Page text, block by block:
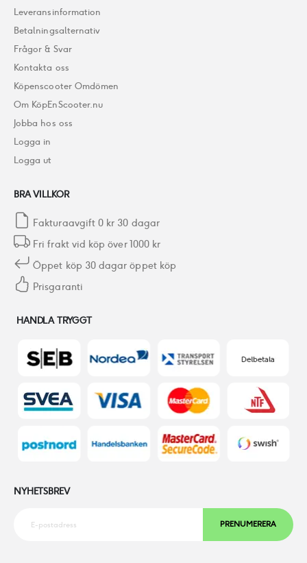
Leveransinformation
Betalningsalternativ
Frågor & Svar
Kontakta oss
Köpenscooter Omdömen
Om KöpEnScooter.nu
Jobba hos oss
Logga in
Logga ut
BRA VILLKOR
Fakturaavgift 0 kr 30 dagar
Fri frakt vid köp över 1000 kr
Öppet köp 30 dagar öppet köp
Prisgaranti
HANDLA TRYGGT
NYHETSBREV
PRENUMERERA